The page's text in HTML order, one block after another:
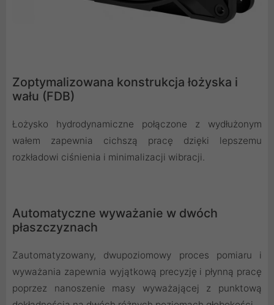
Zoptymalizowana konstrukcja łożyska i
wału (FDB)
Łożysko hydrodynamiczne połączone z wydłużonym
wałem zapewnia cichszą pracę dzięki lepszemu
rozkładowi ciśnienia i minimalizacji wibracji.
Automatyczne wyważanie w dwóch
płaszczyznach
Zautomatyzowany, dwupoziomowy proces pomiaru i
wyważania zapewnia wyjątkową precyzję i płynną pracę
poprzez nanoszenie masy wyważającej z punktową